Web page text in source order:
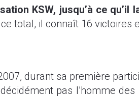
KSW, jusqu’à ce qu’il
total, il connaît 16 victoires
durant sa première
pas l’homme